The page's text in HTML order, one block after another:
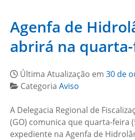
Agenfa de
abrirá na
Última Atualização em 30 de
Categoria Aviso
A Delegacia Regional de
(GO) comunica que quarta-feira
expediente na Agenfa de